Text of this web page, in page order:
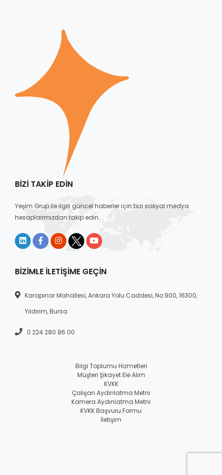
BIZI TAKIP EDIN
Yeşim Grup ile ilgili güncel haberler için bizi sosyal medya
hesaplarımızdan takip edin.
BIZIMLE İLETIŞIME GEÇIN
Karapınar Mahallesi, Ankara Yolu Caddesi, No:900, 16300,
Yıldırım, Bursa
0 224 280 86 00
Bilgi Toplumu Hizmetleri
Müşteri Şikayet Ele Alım
KVKK
Çalışan Aydınlatma Metni
Kamera Aydınlatma Metni
KVKK Başvuru Formu
İletişim